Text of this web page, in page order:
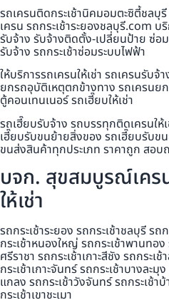
รถเครนติดกระเช้านิคมอมตะซิตี้ชล
เครน รถกระเช้าระยองชลบุรี.com บริ
รับจ้าง รับจ้างติดตั้ง-เปลี่ยนป้าย ซ่อม
รับจ้าง รถกระเช้าซ่อมระบบไฟฟ้า
ให้บริการรถเครนให้เช่า รถเครนรับจ้
ยกรถอุบัติเหตุตกข้างทาง รถเครน
ตู้คอนเทนเนอร์ รถเฮี๊ยบให้เช่า
รถเฮี๊ยบรับจ้าง รถบรรทุกติดเครนให้
เฮี๊ยบรับขนย้ายสิ่งของ รถเฮี๊ยบรับ
ขนส่งสินค้าทุกประเภท ราคาถูก สอบ
บจก. สุขสมบูรณ์เคร
ให้เช่า
รถกระเช้าระยอง รถกระเช้าชลบุรี ร
กระเช้าหนองใหญ่ รถกระเช้าพานทอ
ศรีราชา รถกระเช้าเกาะสีชัง รถกระเ
กระเช้าเกาะจันทร์ รถกระเช้าบางละมุ
แกลง รถกระเช้าวังจันทร์ รถกระเช้า
กระเช้าเขาชะเมา